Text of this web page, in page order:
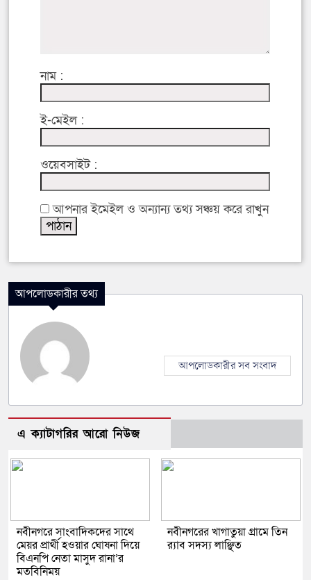
নাম :
ই-মেইল :
ওয়েবসাইট :
আপনার ইমেইল ও অন্যান্য তথ্য সঞ্চয় করে রাখুন
আপলোডকারীর তথ্য
আপলোডকারীর সব সংবাদ
এ ক্যাটাগরির আরো নিউজ
নবীনগরে সাংবাদিকদের সাথে
মেয়র প্রার্থী হওয়ার ঘোষনা দিয়ে
বিএনপি নেতা মাসুদ রানা’র
মতবিনিময়
নবীনগরের খাগাতুয়া গ্রামে তিন
র‍্যাব সদস্য লাঞ্ছিত